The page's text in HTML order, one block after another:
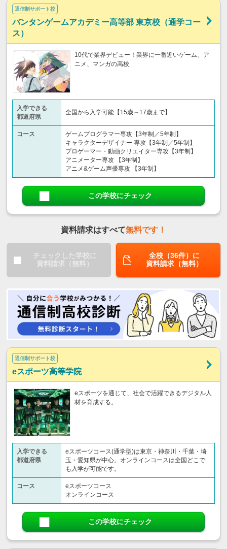
通信制サポート校
バンタンゲームアカデミー高等部 東京校（通学コー
ス）
10代で業界デビュー！業界に一番近いゲーム、ア
ニメ、マンガの高校
入学できる
都道府県
全国から入学可能【15歳～17歳まで】
コース
ゲームプログラマー専攻【3年制／5年制】
キャラクターデザイナー 専攻【3年制／5年制】
プロゲーマー・動画クリエイター専攻【3年制】
アニメーター専攻 【3年制】
アニメ&ゲーム声優専攻 【3年制】
この学校にチェック
資料請求はすべて無料です！
チェックした学校に
資料請求（無料）
全校（36件）に
資料請求（無料）
通信制サポート校
eスポーツ高等学院
eスポーツを通じて、社会で活躍できるデジタル人
材を育成する。
入学できる
都道府県
eスポーツコース(通学型)は東京・神奈川・千葉・埼
玉・愛知県が中心。オンラインコースは全国どこで
も入学が可能です。
コース
eスポーツコース
オンラインコース
この学校にチェック